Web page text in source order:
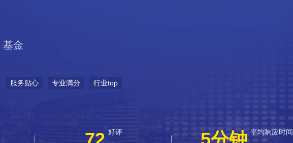
基金
服务贴心 专业满分 行业top
好评 平均响应时间